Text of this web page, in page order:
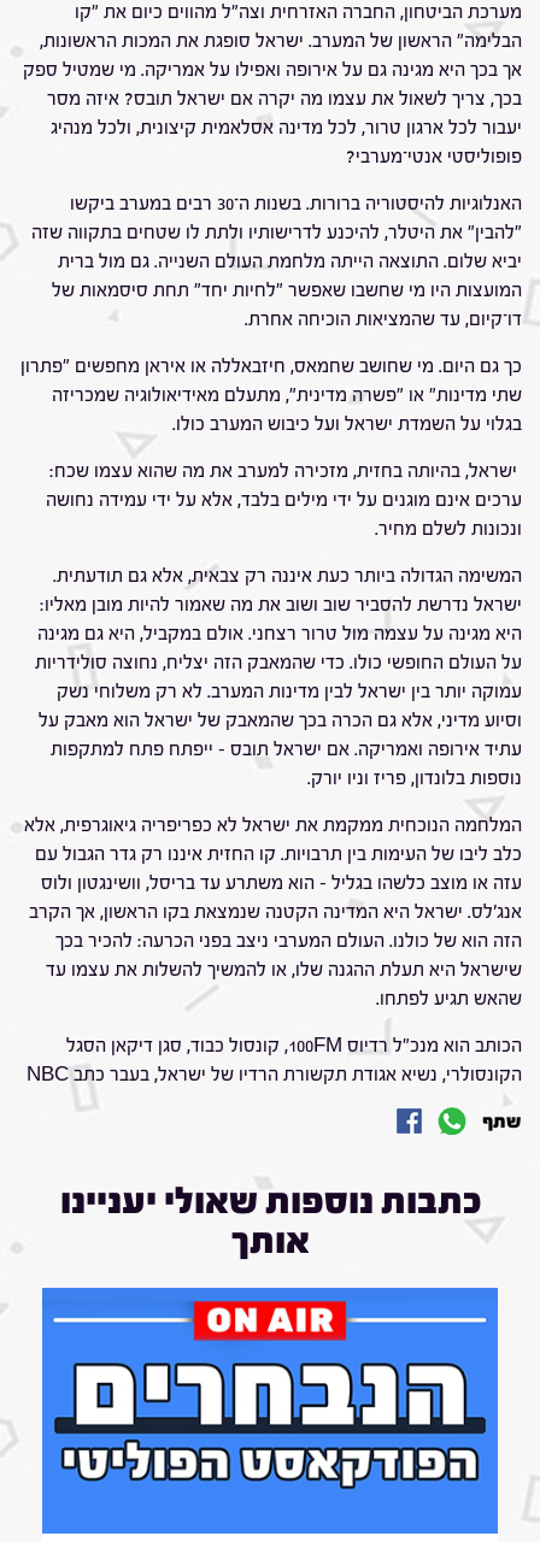
מערכת הביטחון, החברה האזרחית וצה"ל מהווים כיום את "קו
הבלימה" הראשון של המערב. ישראל סופגת את המכות הראשונות,
אך בכך היא מגינה גם על אירופה ואפילו על אמריקה. מי שמטיל ספק
בכך, צריך לשאול את עצמו מה יקרה אם ישראל תובס? איזה מסר
יעבור לכל ארגון טרור, לכל מדינה אסלאמית קיצונית, ולכל מנהיג
פופוליסטי אנטי־מערבי?
האנלוגיות להיסטוריה ברורות. בשנות ה־30 רבים במערב ביקשו
"להבין" את היטלר, להיכנע לדרישותיו ולתת לו שטחים בתקווה שזה
יביא שלום. התוצאה הייתה מלחמת העולם השנייה. גם מול ברית
המועצות היו מי שחשבו שאפשר "לחיות יחד" תחת סיסמאות של
דו־קיום, עד שהמציאות הוכיחה אחרת.
כך גם היום. מי שחושב שחמאס, חיזבאללה או איראן מחפשים "פתרון
שתי מדינות" או "פשרה מדינית", מתעלם מאידיאולוגיה שמכריזה
בגלוי על השמדת ישראל ועל כיבוש המערב כולו.
ישראל, בהיותה בחזית, מזכירה למערב את מה שהוא עצמו שכח:
ערכים אינם מוגנים על ידי מילים בלבד, אלא על ידי עמידה נחושה
ונכונות לשלם מחיר.
המשימה הגדולה ביותר כעת איננה רק צבאית, אלא גם תודעתית.
ישראל נדרשת להסביר שוב ושוב את מה שאמור להיות מובן מאליו:
היא מגינה על עצמה מול טרור רצחני. אולם במקביל, היא גם מגינה
על העולם החופשי כולו. כדי שהמאבק הזה יצליח, נחוצה סולידריות
עמוקה יותר בין ישראל לבין מדינות המערב. לא רק משלוחי נשק
וסיוע מדיני, אלא גם הכרה בכך שהמאבק של ישראל הוא מאבק על
עתיד אירופה ואמריקה. אם ישראל תובס – ייפתח פתח למתקפות
נוספות בלונדון, פריז וניו יורק.
המלחמה הנוכחית ממקמת את ישראל לא כפריפריה גיאוגרפית, אלא
כלב ליבו של העימות בין תרבויות. קו החזית איננו רק גדר הגבול עם
עזה או מוצב כלשהו בגליל – הוא משתרע עד בריסל, וושינגטון ולוס
אנג'לס. ישראל היא המדינה הקטנה שנמצאת בקו הראשון, אך הקרב
הזה הוא של כולנו. העולם המערבי ניצב בפני הכרעה: להכיר בכך
שישראל היא תעלת ההגנה שלו, או להמשיך להשלות את עצמו עד
שהאש תגיע לפתחו.
הכותב הוא מנכ"ל רדיוס 100FM, קונסול כבוד, סגן דיקאן הסגל
הקונסולרי, נשיא אגודת תקשורת הרדיו של ישראל, בעבר כתב NBC
שתף
כתבות נוספות שאולי יעניינו
אותך